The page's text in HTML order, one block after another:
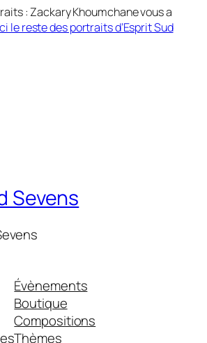
: Zackary Khoumchane vous a
le reste des portraits d’Esprit Sud
Sevens
Évènements
Boutique
Compositions
Thèmes